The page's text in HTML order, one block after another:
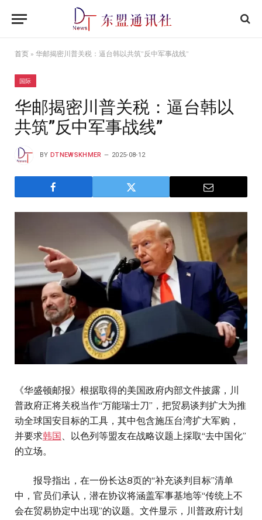
首页 » 华邮揭密川普关税：逼台韩以共筑”反中军事战线”
国际
华邮揭密川普关税：逼台韩以
共筑”反中军事战线”
BY DTNEWSKHMER 2025-08-12
《华盛顿邮报》根据取得的美国政府内部文件披露，川
普政府正将关税当作“万能瑞士刀”，把贸易谈判扩大为推
动全球国安目标的工具，其中包含施压台湾扩大军购，
并要求韩国、以色列等盟友在战略议题上採取“去中国化”
的立场。
报导指出，在一份长达8页的“补充谈判目标”清单
中，官员们承认，潜在协议将涵盖军事基地等“传统上不
会在贸易协定中出现”的议题。文件显示，川普政府计划